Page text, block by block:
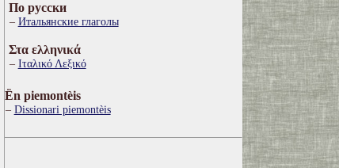
По русски
Итальянские глаголы
Στα ελληνικά
Ιταλικό Λεξικό
Ën piemontèis
Dissionari piemontèis